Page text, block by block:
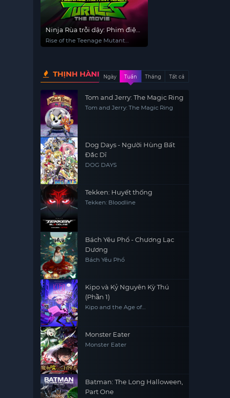
Ninja Rùa trỗi dậy: Phim điện
ảnh
Rise of the Teenage Mutant
THỊNH HÀNHNgày Tuần Tháng Tất cả
Tom and Jerry: The Magic Ring
Tom and Jerry: The Magic Ring
Dog Days - Người Hùng Bất
Đắc Dĩ
DOG DAYS
Tekken: Huyết thống
Tekken: Bloodline
Bách Yêu Phổ - Chương Lạc
Dương
Bách Yêu Phổ
Kipo và Kỷ Nguyên Kỳ Thú
(Phần 1)
Kipo and the Age of
Monster Eater
Monster Eater
Batman: The Long Halloween,
Part One